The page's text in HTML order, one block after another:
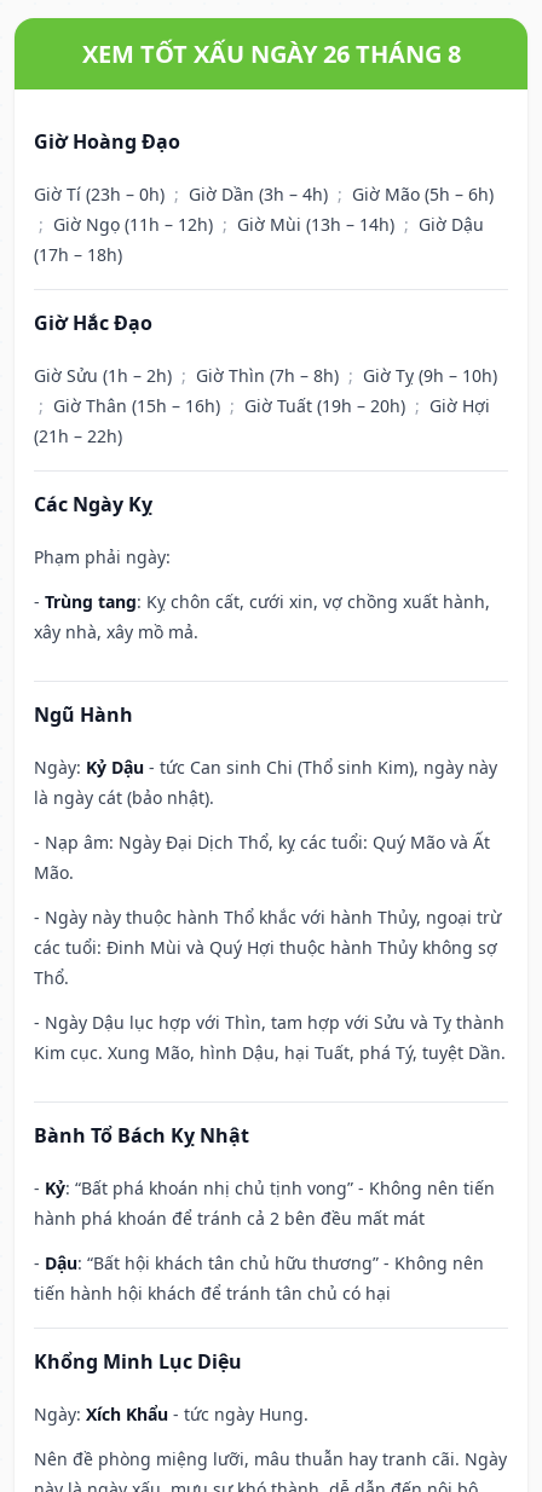
XEM TỐT XẤU NGÀY 26 THÁNG 8
Giờ Hoàng Đạo
Giờ Tí (23h – 0h) ; Giờ Dần (3h – 4h) ; Giờ Mão (5h – 6h)
; Giờ Ngọ (11h – 12h) ; Giờ Mùi (13h – 14h) ; Giờ Dậu
(17h – 18h)
Giờ Hắc Đạo
Giờ Sửu (1h – 2h) ; Giờ Thìn (7h – 8h) ; Giờ Tỵ (9h – 10h)
; Giờ Thân (15h – 16h) ; Giờ Tuất (19h – 20h) ; Giờ Hợi
(21h – 22h)
Các Ngày Kỵ
Phạm phải ngày:
- Trùng tang: Kỵ chôn cất, cưới xin, vợ chồng xuất hành,
xây nhà, xây mồ mả.
Ngũ Hành
Ngày: Kỷ Dậu - tức Can sinh Chi (Thổ sinh Kim), ngày này
là ngày cát (bảo nhật).
- Nạp âm: Ngày Đại Dịch Thổ, kỵ các tuổi: Quý Mão và Ất
Mão.
- Ngày này thuộc hành Thổ khắc với hành Thủy, ngoại trừ
các tuổi: Đinh Mùi và Quý Hợi thuộc hành Thủy không sợ
Thổ.
- Ngày Dậu lục hợp với Thìn, tam hợp với Sửu và Tỵ thành
Kim cục. Xung Mão, hình Dậu, hại Tuất, phá Tý, tuyệt Dần.
Bành Tổ Bách Kỵ Nhật
- Kỷ: “Bất phá khoán nhị chủ tịnh vong” - Không nên tiến
hành phá khoán để tránh cả 2 bên đều mất mát
- Dậu: “Bất hội khách tân chủ hữu thương” - Không nên
tiến hành hội khách để tránh tân chủ có hại
Khổng Minh Lục Diệu
Ngày: Xích Khẩu - tức ngày Hung.
Nên đề phòng miệng lưỡi, mâu thuẫn hay tranh cãi. Ngày